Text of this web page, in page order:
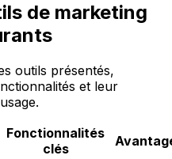
de marketing
outils présentés,
et leur
Fonctionnalités
clés